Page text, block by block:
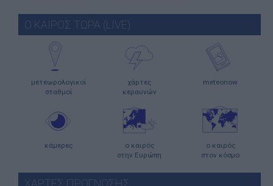
Ο ΚΑΙΡΟΣ ΤΩΡΑ (LIVE)
μετεωρολογικοί
σταθμοί
χάρτες
κεραυνών
meteonow
κάμερες
ο καιρός
στην Ευρώπη
ο καιρός
στον κόσμο
ΧΑΡΤΕΣ ΠΡΟΓΝΩΣΗΣ